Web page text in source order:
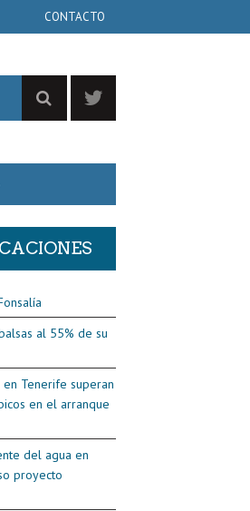
CONTACTO
al 55% de su
Tenerife superan
en el arranque
del agua en
proyecto